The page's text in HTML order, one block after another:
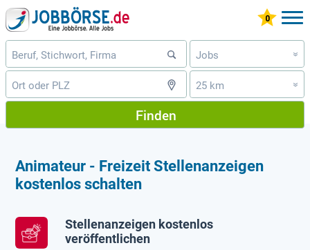
Jobs »
25 km »
Finden
Animateur - Freizeit Stellenanzeigen
kostenlos schalten
Stellenanzeigen kostenlos
veröffentlichen